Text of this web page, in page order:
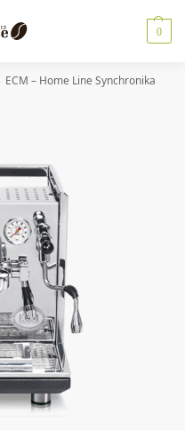
0
ECM – Home Line Synchronika